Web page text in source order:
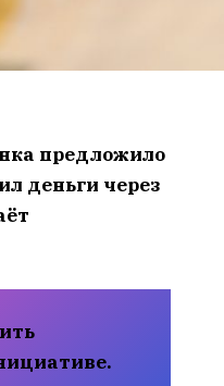
предложило
деньги через